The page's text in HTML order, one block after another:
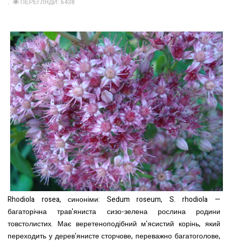
Rhodiola rosea, синоніми: Sedum roseum, S. rhodiola —
багаторічна трав'яниста сизо-зелена рослина родини
товстолистих. Має веретеноподібний м'ясистий корінь, який
переходить у дерев'янисте сторчове, переважно багатоголове,